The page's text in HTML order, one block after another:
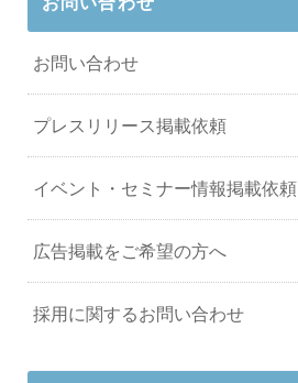
お問い合わせ
プレスリリース掲載依頼
イベント・セミナー情報掲載依頼
広告掲載をご希望の方へ
採用に関するお問い合わせ